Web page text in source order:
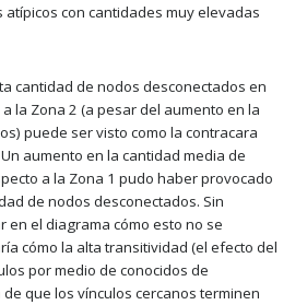
con cantidades muy elevadas
cantidad de nodos desconectados en
la Zona 2 (a pesar del aumento en la
puede ser visto como la contracara
aumento en la cantidad media de
a la Zona 1 pudo haber provocado
de nodos desconectados. Sin
en el diagrama cómo esto no se
cómo la alta transitividad (el efecto del
por medio de conocidos de
que los vínculos cercanos terminen